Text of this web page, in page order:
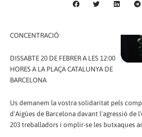
CONCENTRACIÓ
DISSABTE 20 DE FEBRER A LES 12:00
HORES A LA PLAÇA CATALUNYA DE
BARCELONA
Us demanem la vostra solidaritat pels
d'Aigües de Barcelona davant l'agressió de
203 treballadors i omplir-se les butxaques